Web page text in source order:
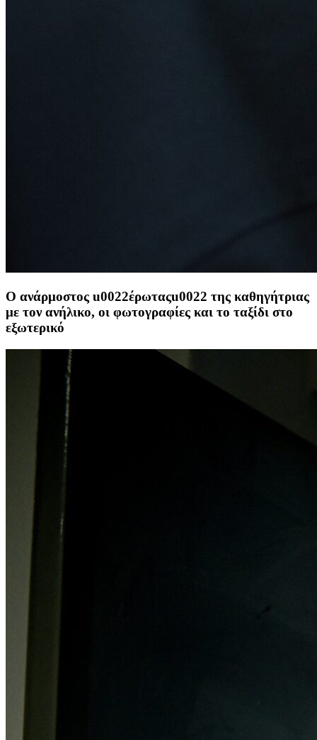
Ο ανάρμοστος u0022έρωταςu0022 της καθηγήτριας
με τον ανήλικο, οι φωτογραφίες και το ταξίδι στο
εξωτερικό